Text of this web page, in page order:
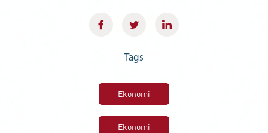
Tags
Ekonomi
Ekonomi